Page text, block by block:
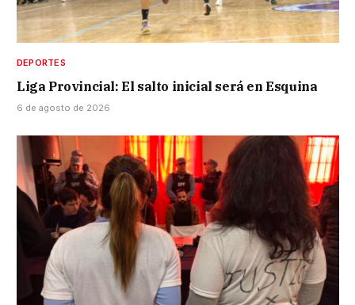
DEPORTES
Liga Provincial: El salto inicial será en Esquina
6 de agosto de 2026